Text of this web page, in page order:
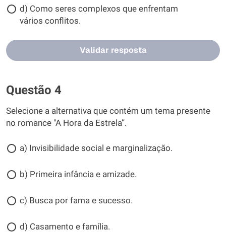
d) Como seres complexos que enfrentam
vários conflitos.
Validar resposta
Questão 4
Selecione a alternativa que contém um tema presente
no romance "A Hora da Estrela”.
a) Invisibilidade social e marginalização.
b) Primeira infância e amizade.
c) Busca por fama e sucesso.
d) Casamento e família.